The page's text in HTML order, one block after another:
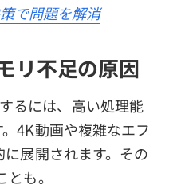
で問題を解消
リ不足の原因
るには、高い処理能
4K動画や複雑なエフ
展開されます。その
も。